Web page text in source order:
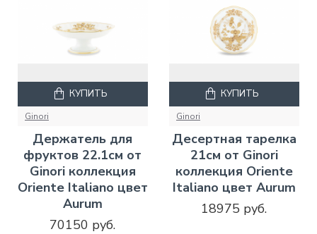
Ginori
Держатель для
фруктов 22.1см от
Ginori коллекция
Oriente Italiano цвет
Aurum
70150 руб.
КУПИТЬ
Ginori
Десертная тарелка
21см от Ginori
коллекция Oriente
Italiano цвет Aurum
18975 руб.
КУПИТЬ